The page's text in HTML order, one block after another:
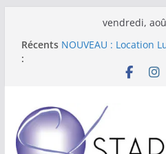
vendredi,
Récents
:
domaines suivant :
Nouveau : location de
Star Light Event